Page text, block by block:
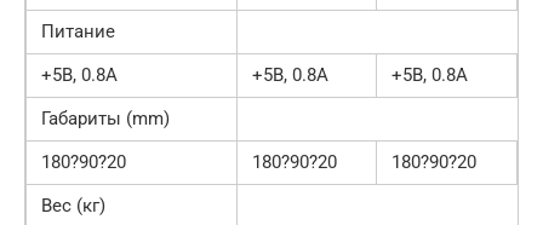
Питание
+5В, 0.8A
+5В, 0.8A
+5В, 0.8A
Габариты (mm)
180?90?20
180?90?20
180?90?20
Вес (кг)